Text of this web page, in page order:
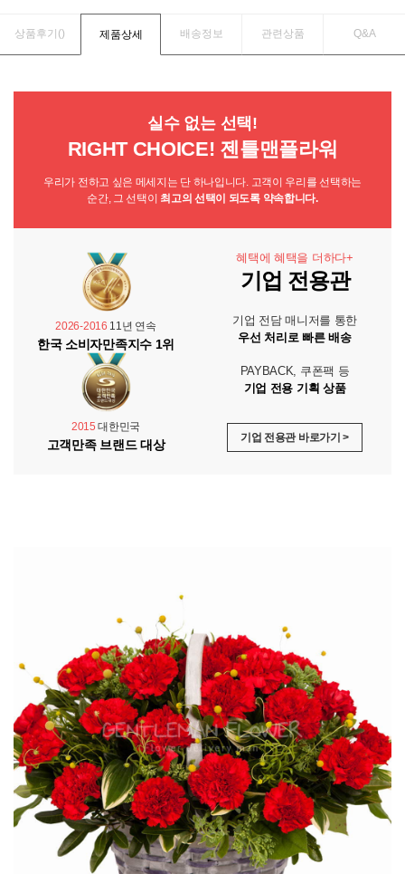
상품후기() 제품상세 배송정보 관련상품 Q&A
실수 없는 선택!
RIGHT CHOICE! 젠틀맨플라워
우리가 전하고 싶은 메세지는 단 하나입니다. 고객이 우리를 선택하는
순간, 그 선택이 최고의 선택이 되도록 약속합니다.
2026-2016 11년 연속
한국 소비자만족지수 1위
2015 대한민국
고객만족 브랜드 대상
혜택에 혜택을 더하다+
기업 전용관
기업 전담 매니저를 통한
우선 처리로 빠른 배송
PAYBACK, 쿠폰팩 등
기업 전용 기획 상품
기업 전용관 바로가기 >